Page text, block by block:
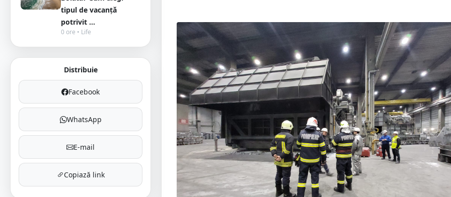
tipul de vacanță
potrivit ...
0 ore • Life
Distribuie
Facebook
WhatsApp
E-mail
Copiază link